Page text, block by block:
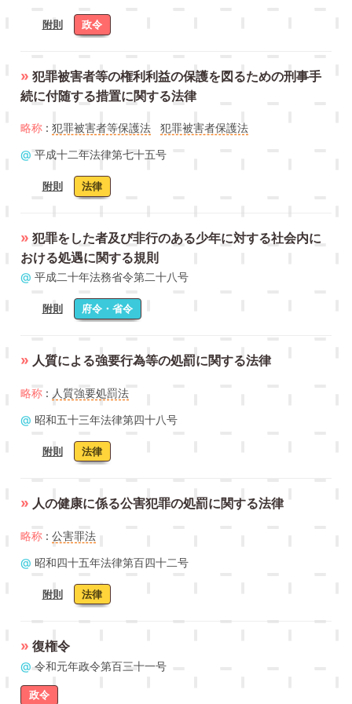
附則 政令
»犯罪被害者等の権利利益の保護を図るための刑事手
続に付随する措置に関する法律
略称 :犯罪被害者等保護法
犯罪被害者保護法
@ 平成十二年法律第七十五号
附則 法律
»犯罪をした者及び非行のある少年に対する社会内に
おける処遇に関する規則
@ 平成二十年法務省令第二十八号
附則 府令・省令
» 人質による強要行為等の処罰に関する法律
略称 : 人質強要処罰法
@ 昭和五十三年法律第四十八号
附則 法律
» 人の健康に係る公害犯罪の処罰に関する法律
略称 :公害罪法
@ 昭和四十五年法律第百四十二号
附則 法律
»復権令
@ 令和元年政令第百三十一号
政令